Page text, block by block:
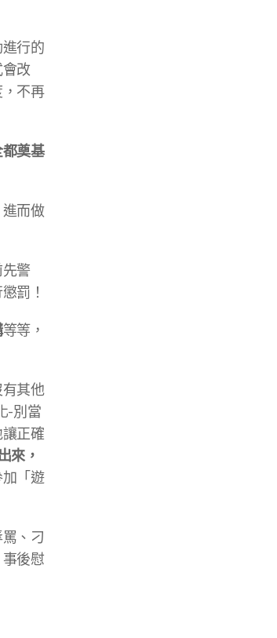
行的
改
不再
奠基
而做
警
罰！
等等，
其他
-別當
正確
來，
「遊
、刁
後慰